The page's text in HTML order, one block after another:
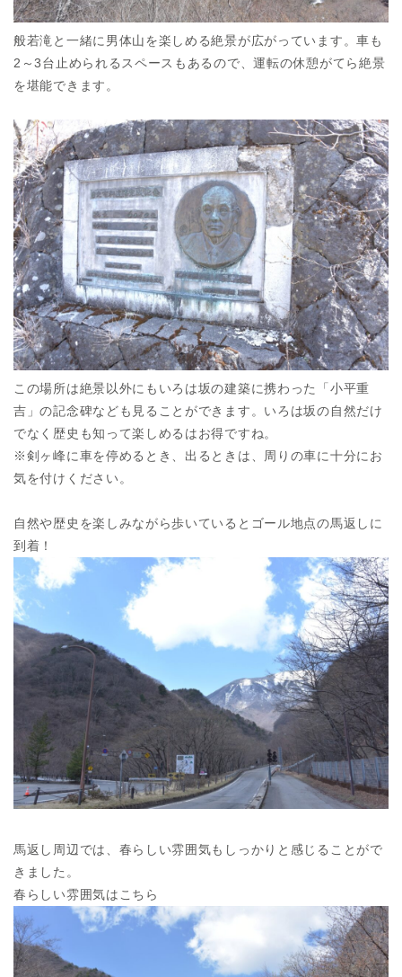
般若滝と一緒に男体山を楽しめる絶景が広がっています。車も
2～3台止められるスペースもあるので、運転の休憩がてら絶景
を堪能できます。
この場所は絶景以外にもいろは坂の建築に携わった「小平重
吉」の記念碑なども見ることができます。いろは坂の自然だけ
でなく歴史も知って楽しめるはお得ですね。
※剣ヶ峰に車を停めるとき、出るときは、周りの車に十分にお
気を付けください。
自然や歴史を楽しみながら歩いているとゴール地点の馬返しに
到着！
馬返し周辺では、春らしい雰囲気もしっかりと感じることがで
きました。
春らしい雰囲気はこちら